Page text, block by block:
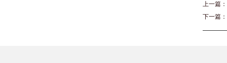
上一篇：
下一篇：